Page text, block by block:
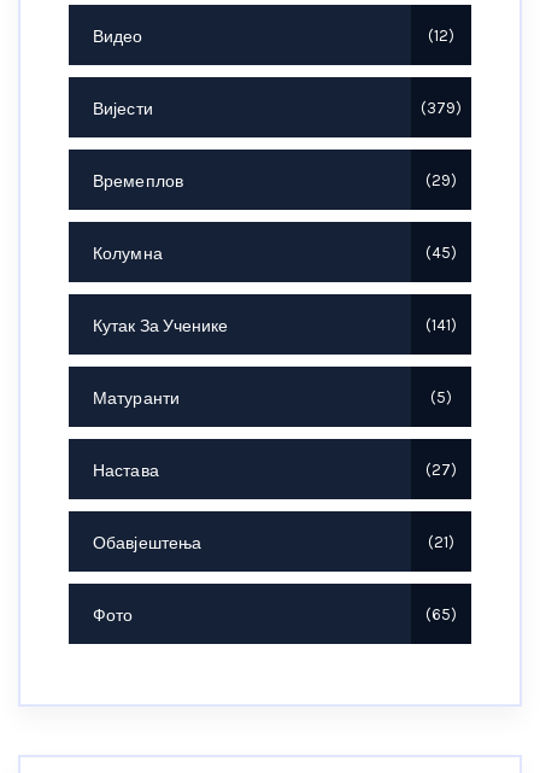
Видео 12
Вијести 379
Времеплов 29
Колумна 45
Кутак За Ученике 141
Матуранти 5
Настава 27
Обавјештења 21
Фото 65